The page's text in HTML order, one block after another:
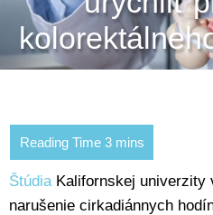
ŠtúdiaKalifornskej univerzity
narušenie cirkadiánnych